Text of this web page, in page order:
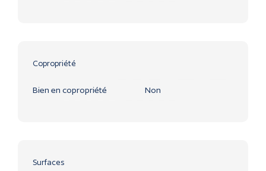
Copropriété
Bien en copropriété Non
Surfaces